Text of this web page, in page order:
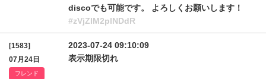
discoでも可能です。 よろしくお願いします！
#zVjZIM2plNDdR
[1583]
07月24日
フレンド
2023-07-24 09:10:09
表示期限切れ